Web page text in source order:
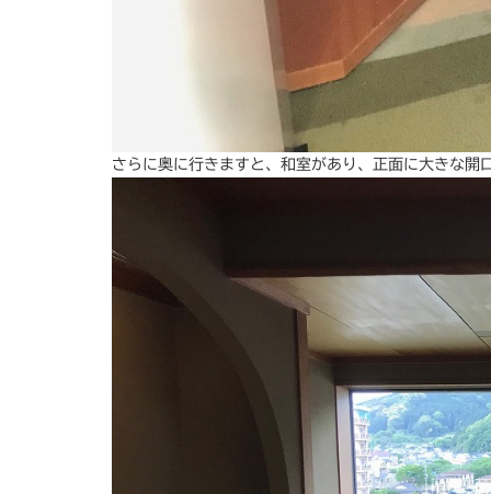
さらに奥に行きますと、和室があり、正面に大きな開